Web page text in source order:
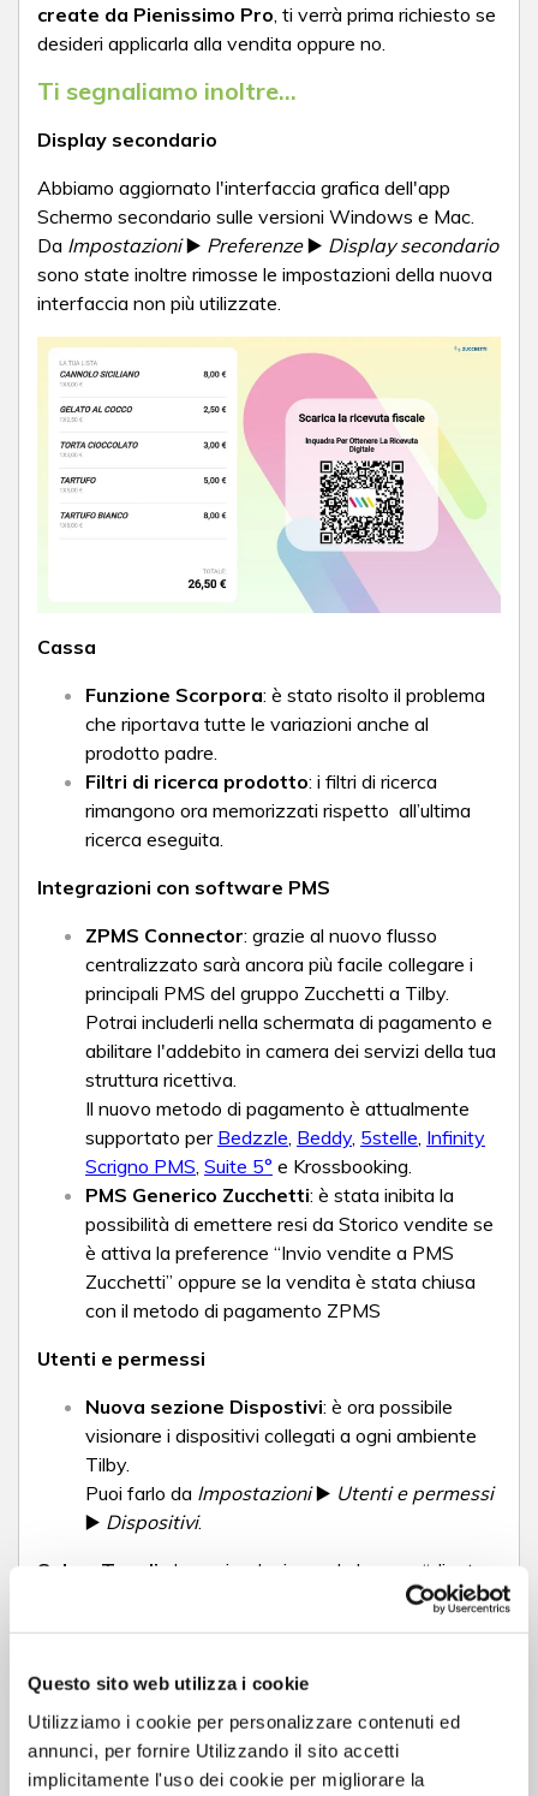
Questo sito web utilizza i cookie
Utilizziamo i cookie per personalizzare contenuti ed
annunci, per fornire Utilizzando il sito accetti
implicitamente l'uso dei cookie per migliorare la
create da Pienissimo Pro , ti verrà prima richiesto se
desideri applicarla alla vendita oppure no.
Ti segnaliamo inoltre...
Display secondario
Abbiamo aggiornato l'interfaccia grafica dell'app
Schermo secondario sulle versioni Windows e Mac
Da Impostazioni ▶️ Preferenze ▶️ Display secondario
sono state inoltre rimosse le impostazioni della nuova
interfaccia non più utilizzate
Cassa
Funzione Scorpora: è stato risolto il problema
che riportava tutte le variazioni anche al
prodotto padre.
Filtri di ricerca prodotto: i filtri di ricerca
rimangono ora memorizzati rispetto all’ultima
ricerca eseguita.
Integrazioni con software PMS
ZPMS Connector: grazie al nuovo flusso
centralizzato sarà ancora più facile collegare i
principali PMS del gruppo Zucchetti a Tilby.
Potrai includerli nella schermata di pagamento e
abilitare l'addebito in camera dei servizi della tua
struttura ricettiva.
Il nuovo metodo di pagamento è attualmente
supportato per Bedzzle, Beddy, 5stelle, Infinity
Scrigno PMS, Suite 5° e Krossbooking.
PMS Generico Zucchetti: è stata inibita la
possibilità di emettere resi da Storico vendite se
è attiva la preference “Invio vendite a PMS
Zucchetti” oppure se la vendita è stata chiusa
con il metodo di pagamento ZPMS
Utenti e permessi
Nuova sezione Dispostivi: è ora possibile
visionare i dispositivi collegati a ogni ambiente
Tilby.
Puoi farlo da Impostazioni▶️ Utenti e permessi
▶️ Dispositivi.
Sala e Tavoli : da oggi, selezionando la voce “cliente
arrivato” su un tavolo con prenotazione imminente,
viene creata una vendita con i dati della prenotazione
aggiunta una nuova colonna “Data di rimozione”
Nuovo modulo Prenotazioni: